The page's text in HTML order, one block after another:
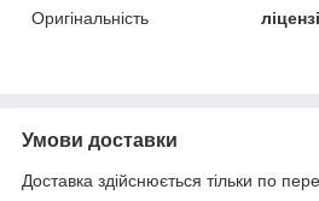
Оригінальність
Умови доставки
Доставка здійснюється тільки по